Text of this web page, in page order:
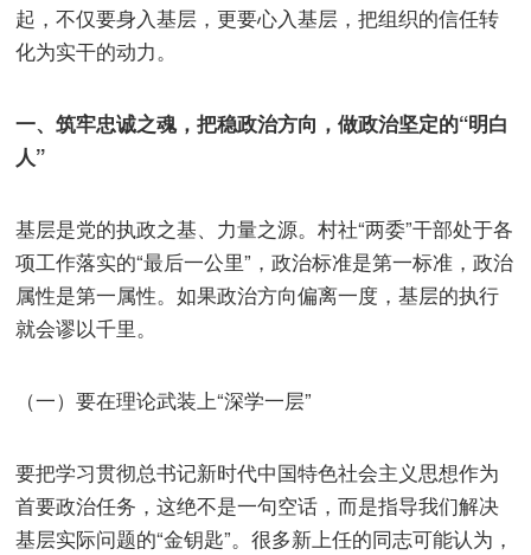
起，不仅要身入基层，更要心入基层，把组织的信任转
化为实干的动力。
一、筑牢忠诚之魂，把稳政治方向，做政治坚定的“明白
人”
基层是党的执政之基、力量之源。村社“两委”干部处于各
项工作落实的“最后一公里”，政治标准是第一标准，政治
属性是第一属性。如果政治方向偏离一度，基层的执行
就会谬以千里。
（一）要在理论武装上“深学一层”
要把学习贯彻总书记新时代中国特色社会主义思想作为
首要政治任务，这绝不是一句空话，而是指导我们解决
基层实际问题的“金钥匙”。很多新上任的同志可能认为，